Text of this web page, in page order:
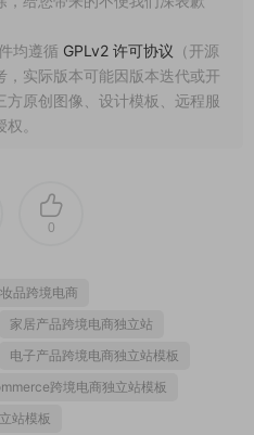
均遵循 GPLv2 许可协议 （开源
实际版本可能因版本迭代或开
原创图像、设计模板、远程服
。
0
品跨境电商
家居产品跨境电商独立站
电子产品跨境电商独立站模板
跨境电商独立站模板
站模板